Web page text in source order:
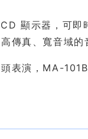
顯示器，可即
傳真、寬音域的
表演，MA-